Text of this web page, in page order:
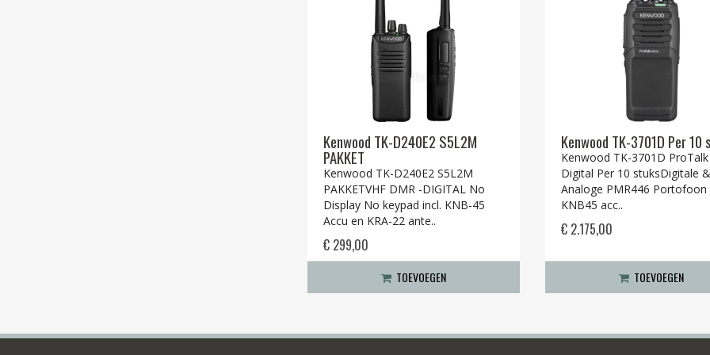
Kenwood TK-D240E2 S5L2M
PAKKET
Kenwood TK-D240E2 S5L2M
PAKKETVHF DMR -DIGITAL No
Display No keypad incl. KNB-45
Accu en KRA-22 ante..
€ 299,00
TOEVOEGEN
Kenwood TK-3701D Per 10
Kenwood TK-3701D ProTalk
Digital Per 10 stuksDigitale &
Analoge PMR446 Portofoon
KNB45 acc..
€ 2.175,00
TOEVOEGEN